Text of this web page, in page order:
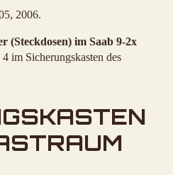
2006.
(Steckdosen) im Saab 9-2x
im Sicherungskasten des